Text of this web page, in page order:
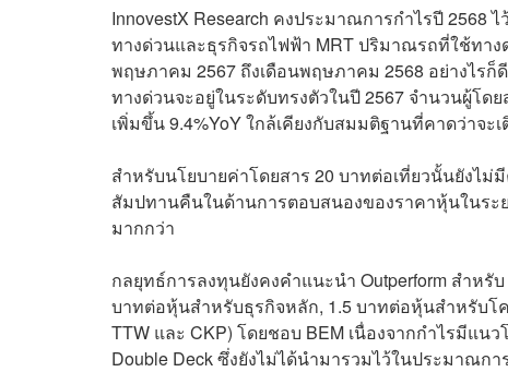
InnovestX Research คงประมาณการกำไรปี 2568
ทางด่วนและธุรกิจรถไฟฟ้า MRT ปริมาณรถที่ใช้ทา
พฤษภาคม 2567 ถึงเดือนพฤษภาคม 2568 อย่างไร
ทางด่วนจะอยู่ในระดับทรงตัวในปี 2567 จำนวนผู้โด
เพิ่มขึ้น 9.4%YoY ใกล้เคียงกับสมมติฐานที่คาดว่าจะเ
สำหรับนโยบายค่าโดยสาร 20 บาทต่อเที่ยวนั้นยังไ
สัมปทานคืนในด้านการตอบสนองของราคาหุ้นในร
มากกว่า
กลยุทธ์การลงทุนยังคงคำแนะนำ Outperform สำหรั
บาทต่อหุ้นสำหรับธุรกิจหลัก, 1.5 บาทต่อหุ้นสำหรับโ
TTW และ CKP) โดยชอบ BEM เนื่องจากกำไรมีแน
Double Deck ซึ่งยังไม่ได้นำมารวมไว้ในประมาณกา